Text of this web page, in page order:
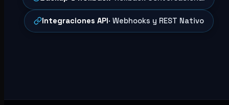
Integraciones API· Webhooks y REST Nativo